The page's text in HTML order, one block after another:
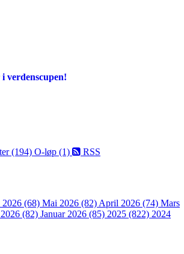
verdenscupen!
(194) O-løp (1) RSS
2026 (68) Mai 2026 (82) April 2026 (74) Mars
(82) Januar 2026 (85) 2025 (822) 2024